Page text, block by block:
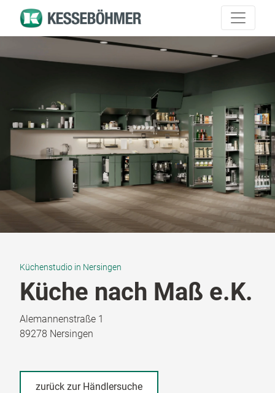
Küchenstudio in Nersingen
Küche nach Maß e.K.
Alemannenstraße 1
89278 Nersingen
zurück zur Händlersuche